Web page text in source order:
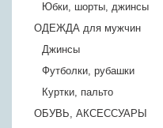
Юбки, шорты, джинсы
ОДЕЖДА для мужчин
Джинсы
Футболки, рубашки
Куртки, пальто
ОБУВЬ, АКСЕССУАРЫ